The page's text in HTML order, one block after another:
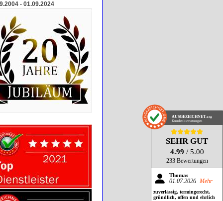
- 01.09.2024
AUSGEZEICHNET.org
Kundenbewertungen
SEHR GUT
4.99 / 5.00
233 Bewertungen
Thomas
01.07.2026 Mehr
zuverlässig, termingerecht,
gründlich, offen und ehrlich